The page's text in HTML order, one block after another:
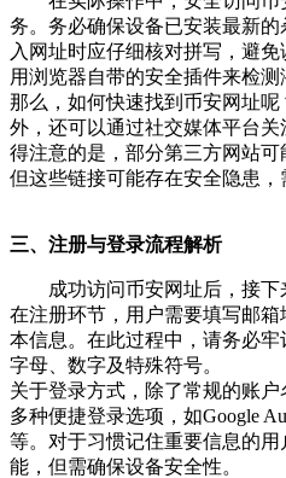
务。务必确保设备已安装最新
入网址时应仔细核对拼写，避
用浏览器自带的安全插件来检测
那么，如何快速找到币安网址
外，还可以通过社交媒体平台
得注意的是，部分第三方网站可
但这些链接可能存在安全隐患，
三、注册与登录流程解析
成功访问币安网址后，接下
在注册环节，用户需要填写邮
本信息。在此过程中，请务必
字母、数字及特殊符号。
关于登录方式，除了常规的账
多种便捷登录选项，如Google
等。对于习惯记住重要信息的
能，但需确保设备安全性。